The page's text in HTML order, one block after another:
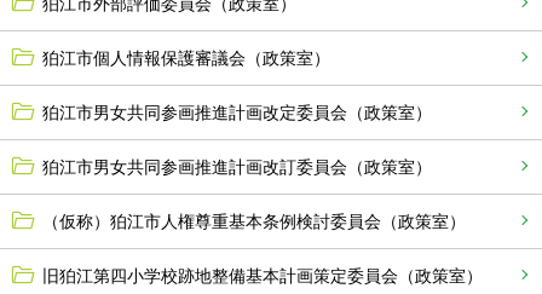
狛江市個人情報保護審議会（政策室）
狛江市男女共同参画推進計画改定委員会（政策室）
狛江市男女共同参画推進計画改訂委員会（政策室）
（仮称）狛江市人権尊重基本条例検討委員会（政策室）
旧狛江第四小学校跡地整備基本計画策定委員会（政策室）